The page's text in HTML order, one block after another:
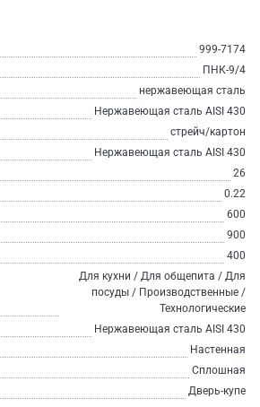
999-7174
ПНК-9/4
нержавеющая сталь
Нержавеющая сталь AISI 430
стрейч/картон
Нержавеющая сталь AISI 430
26
0.22
600
900
400
Для кухни / Для общепита / Для
посуды / Производственные /
Технологические
Нержавеющая сталь AISI 430
Настенная
Сплошная
Дверь-купе